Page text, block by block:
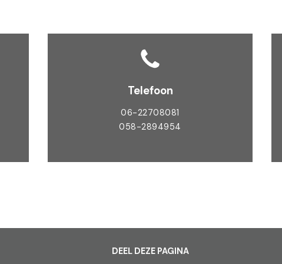
Telefoon
06-22708081
058-2894954
DEEL DEZE PAGINA